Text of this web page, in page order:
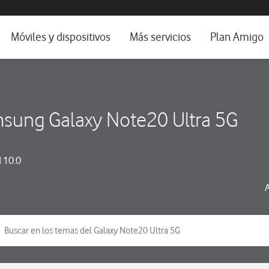
e idioma
Móviles y dispositivos
Ver todos
Más servicios Plan Amigo
Galaxy Note20 Ultra 5G
10.0